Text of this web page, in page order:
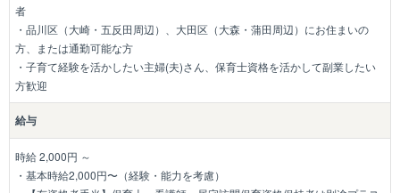
者
・品川区（大崎・五反田周辺）、大田区（大森・蒲田周辺）にお住まいの
方、または通勤可能な方
・子育て経験を活かしたい主婦(夫)さん、保育士資格を活かして副業したい
方歓迎
給与
時給 2,000円 ～
・基本時給2,000円〜（経験・能力を考慮）